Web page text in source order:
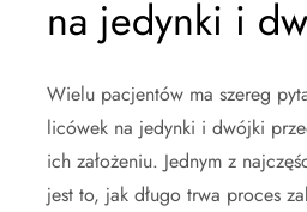
na jedynki i
Wielu pacjentów ma szereg
licówek na jedynki i dwójki
ich założeniu. Jednym z
jest to, jak długo trwa proces